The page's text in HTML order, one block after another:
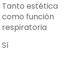
Tanto estética
como función
respiratoria
Sí